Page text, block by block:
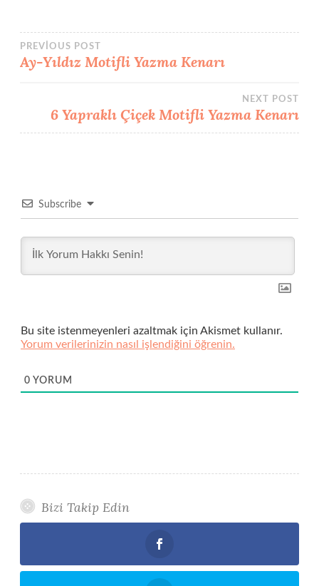
Yazı
PREVIOUS POST
Ay-Yıldız Motifli Yazma Kenarı
NEXT POST
6 Yapraklı Çiçek Motifli Yazma Kenarı
Subscribe
Bu site istenmeyenleri azaltmak için Akismet kullanır.
Yorum verilerinizin nasıl işlendiğini öğrenin.
0 YORUM
Bizi Takip Edin